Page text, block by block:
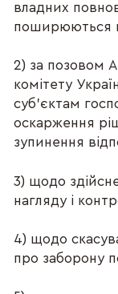
владних
поширюються
2) за позовом
комітету
суб'єктам
оскарження
зупинення
3) щодо
нагляду і
4) щодо
про заборону